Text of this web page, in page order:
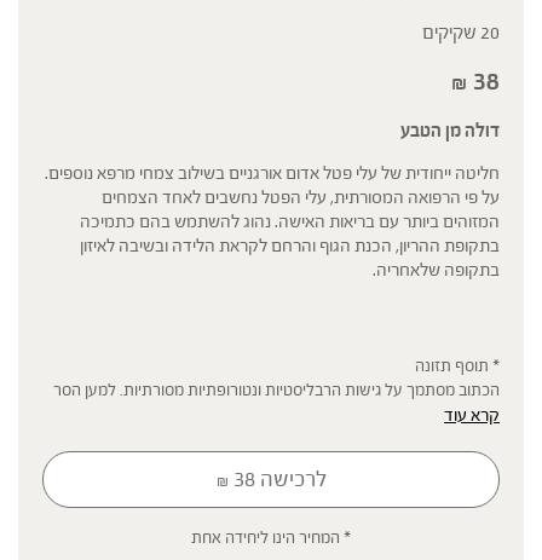
20 שקיקים
₪ 38
דולה מן הטבע
חליטה ייחודית של עלי פטל אדום אורגניים בשילוב צמחי מרפא נוספים.
על פי הרפואה המסורתית, עלי הפטל נחשבים לאחד הצמחים
המזוהים ביותר עם בריאות האישה. נהוג להשתמש בהם כתמיכה
בתקופת ההריון, הכנת הגוף והרחם לקראת הלידה ובשיבה לאיזון
בתקופה שלאחריה.
* תוסף תזונה
הכתוב מסתמך על גישות הרבליסטיות ונטורופתיות מסורתיות. למען הסר
ספק המידע אינו מהווה המלצה רפואית מוסמכת ואינו מיועד להנחות את
הורדה של תרופה כלשהי, ואין בו תחליף לייעוץ רפואי פרטני או אחר. נשים
בהיריון, נשים מניקות, ילדים, אנשים החולים במחלות כרוניות והנוטלים
תרופות מרשם – יש להיוועץ ברופא לפני השימוש. המונח 'צמחי מרפא'
מתייחס להגדרה המקובלת ברפואת הצמחים המסורתית.
קרא עוד
לרכישה ₪ 38
* המחיר הינו ליחידה אחת